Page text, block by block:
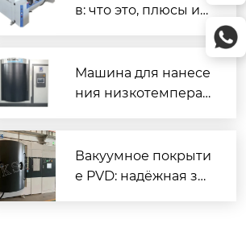
в: что это, плюсы и
Машина для нанесе
ния низкотемперат
ение для промышл
енного применени
Вакуумное покрыти
е PVD: надёжная за